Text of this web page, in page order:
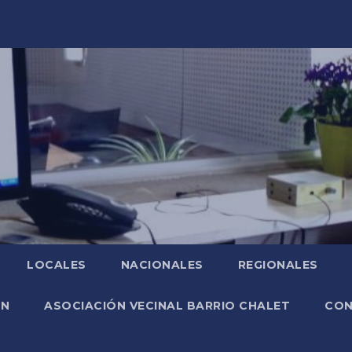
LOCALES NACIONALES REGIONALES
ASOCIACIÓN VECINAL BARRIO CHALET